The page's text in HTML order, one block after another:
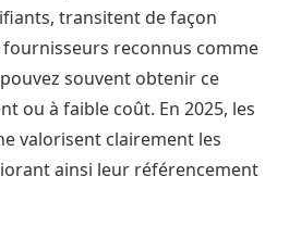
transitent de façon
fournisseurs reconnus comme
souvent obtenir ce
ou à faible coût. En 2025, les
valorisent clairement les
ainsi leur référencement